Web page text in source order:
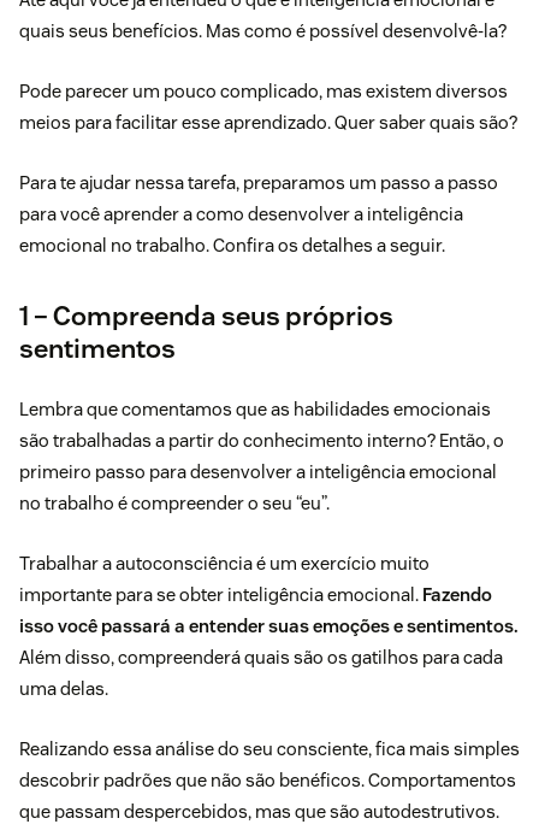
quais seus benefícios. Mas como é possível desenvolvê-la?
Pode parecer um pouco complicado, mas existem diversos
meios para facilitar esse aprendizado. Quer saber quais são?
Para te ajudar nessa tarefa, preparamos um passo a passo
para você aprender a como desenvolver a inteligência
emocional no trabalho. Confira os detalhes a seguir.
1 – Compreenda seus próprios
sentimentos
Lembra que comentamos que as habilidades emocionais
são trabalhadas a partir do conhecimento interno? Então, o
primeiro passo para desenvolver a inteligência emocional
no trabalho é compreender o seu “eu”.
Trabalhar a autoconsciência é um exercício muito
importante para se obter inteligência emocional. Fazendo
isso você passará a entender suas emoções e sentimentos.
Além disso, compreenderá quais são os gatilhos para cada
uma delas.
Realizando essa análise do seu consciente, fica mais simples
descobrir padrões que não são benéficos. Comportamentos
que passam despercebidos, mas que são autodestrutivos.